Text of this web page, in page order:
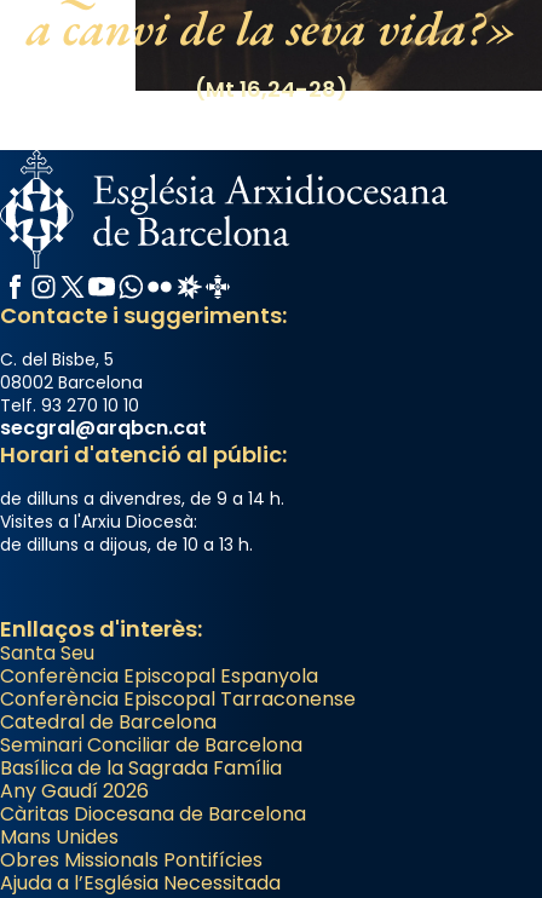
Photo
a canvi de la seva vida?
(Mt 16,24-28)
Facebook
Instagram
X / Twitter
YouTube
WhatsApp
FlickrRadio Estel
Catalunya Cristiana
Contacte i suggeriments:
C. del Bisbe, 5
08002 Barcelona
Telf. 93 270 10 10
secgral@arqbcn.cat
Horari d'atenció al públic:
de dilluns a divendres, de 9 a 14 h.
Visites a l'Arxiu Diocesà:
de dilluns a dijous, de 10 a 13 h.
Enllaços d'interès:
Santa Seu
Conferència Episcopal Espanyola
Conferència Episcopal Tarraconense
Catedral de Barcelona
Seminari Conciliar de Barcelona
Basílica de la Sagrada Família
Any Gaudí 2026
Càritas Diocesana de Barcelona
Mans Unides
Obres Missionals Pontifícies
Ajuda a l’Església Necessitada